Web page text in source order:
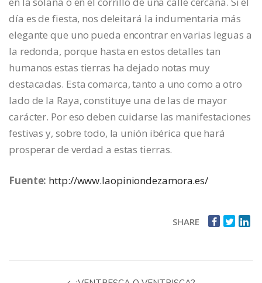
día es de fiesta, nos deleitará la indumentaria más
elegante que uno pueda encontrar en varias leguas a
la redonda, porque hasta en estos detalles tan
humanos estas tierras ha dejado notas muy
destacadas. Esta comarca, tanto a uno como a otro
lado de la Raya, constituye una de las de mayor
carácter. Por eso deben cuidarse las manifestaciones
festivas y, sobre todo, la unión ibérica que hará
prosperar de verdad a estas tierras.
Fuente: http://www.laopiniondezamora.es/
SHARE